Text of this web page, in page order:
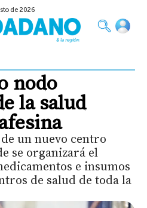
de 2026
nodo
la salud
un nuevo centro
se organizará el
e insumos
de salud de toda la